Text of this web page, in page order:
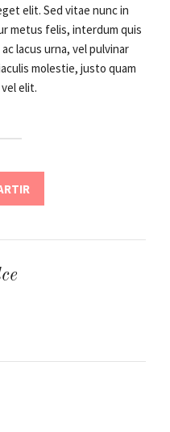
elit. Sed vitae nunc in
metus felis, interdum quis
lacus urna, vel pulvinar
molestie, justo quam
elit.